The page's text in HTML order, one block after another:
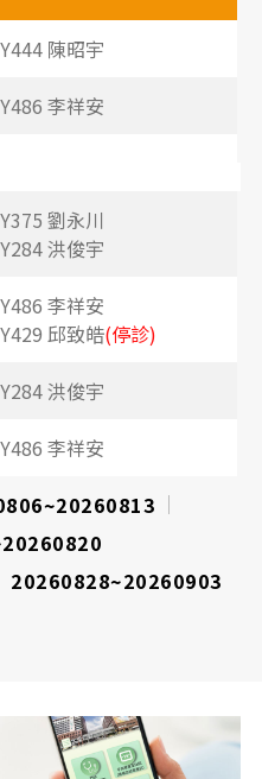
陳昭宇
李祥安
劉永川
洪俊宇
李祥安
邱致皓(停診)
洪俊宇
李祥安
20260828~20260903